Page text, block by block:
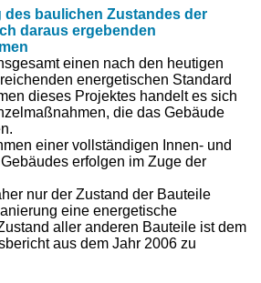
baulichen Zustandes der
daraus ergebenden
einen nach den heutigen
energetischen Standard
dieses Projektes handelt es sich
die das Gebäude
einer vollständigen Innen- und
erfolgen im Zuge der
nur der Zustand der Bauteile
eine energetische
aller anderen Bauteile ist dem
aus dem Jahr 2006 zu